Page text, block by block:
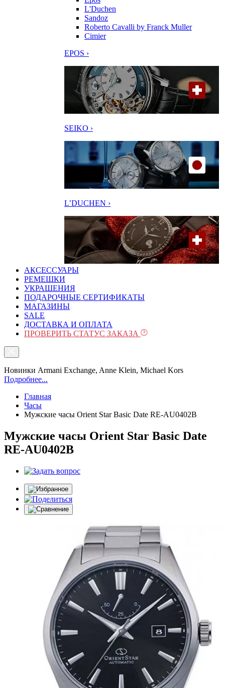
L'Duchen
Sandoz
Roberto Cavalli by Franck Muller
Cimier
EPOS ›
SEIKO ›
L’DUCHEN ›
АКСЕССУАРЫ
РЕМЕШКИ
УКРАШЕНИЯ
ПОДАРОЧНЫЕ СЕРТИФИКАТЫ
МАГАЗИНЫ
SALE
ДОСТАВКА И ОПЛАТА
ПРОВЕРИТЬ СТАТУС ЗАКАЗА
Новинки Armani Exchange, Anne Klein, Michael Kors
Подробнее...
Главная
Часы
Мужские часы Orient Star Basic Date RE-AU0402B
Мужские часы Orient Star Basic Date
RE-AU0402B